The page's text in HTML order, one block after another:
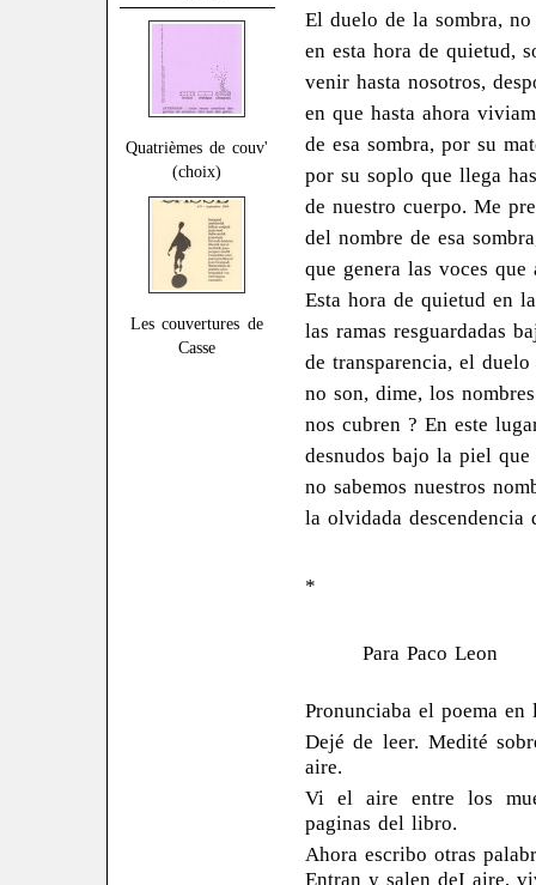
Quatrièmes de couv'
(choix)
Les couvertures de
Casse
El duelo de la sombra,
en esta hora de quietud,
venir hasta nosotros,
en que hasta ahora
de esa sombra, por su
por su soplo que llega
de nuestro cuerpo. Me
del nombre de esa
que genera las voces que
Esta hora de quietud en
las ramas resguardadas
de transparencia, el
no son, dime, los
nos cubren ? En este
desnudos bajo la piel
no sabemos nuestros
la olvidada descendencia
*
Para Paco Leon
Pronunciaba el poema en
Dejé de leer. Medité
aire.
Vi el aire entre los
paginas del libro.
Ahora escribo otras
Entran y salen deI aire,